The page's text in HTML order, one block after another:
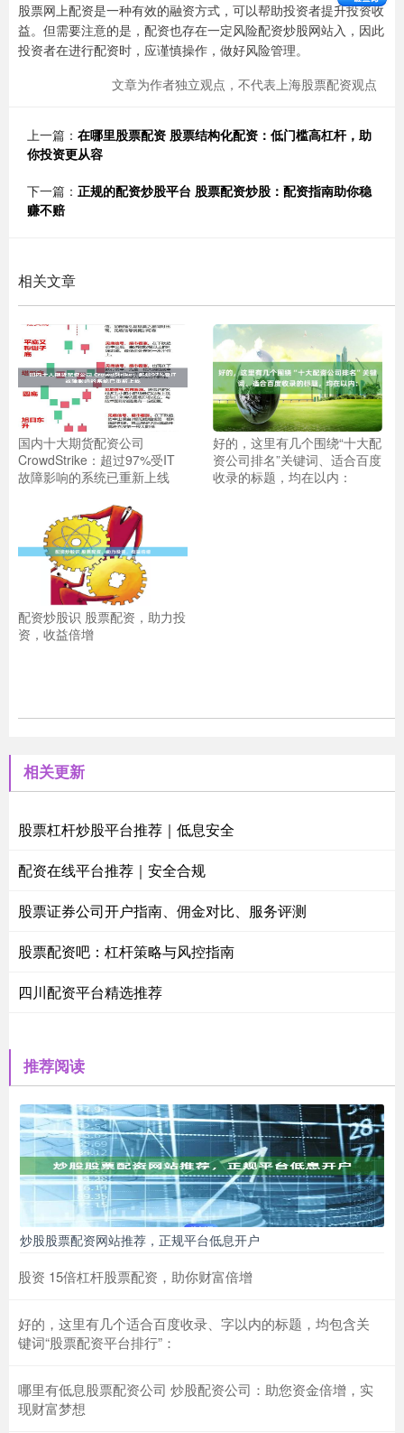
股票网上配资是一种有效的融资方式，可以帮助投资者提升投资收
益。但需要注意的是，配资也存在一定风险配资炒股网站入，因此
投资者在进行配资时，应谨慎操作，做好风险管理。
文章为作者独立观点，不代表上海股票配资观点
上一篇： 在哪里股票配资 股票结构化配资：低门槛高杠杆，助
你投资更从容
下一篇： 正规的配资炒股平台 股票配资炒股：配资指南助你稳
赚不赔
相关文章
国内十大期货配资公司
CrowdStrike：超过97%受IT
故障影响的系统已重新上线
好的，这里有几个围绕“十大配
资公司排名”关键词、适合百度
收录的标题，均在以内：
配资炒股识 股票配资，助力投
资，收益倍增
相关更新
股票杠杆炒股平台推荐｜低息安全
配资在线平台推荐｜安全合规
股票证券公司开户指南、佣金对比、服务评测
股票配资吧：杠杆策略与风控指南
四川配资平台精选推荐
推荐阅读
炒股股票配资网站推荐，正规平台低息开户
股资 15倍杠杆股票配资，助你财富倍增
好的，这里有几个适合百度收录、字以内的标题，均包含关
键词“股票配资平台排行”：
哪里有低息股票配资公司 炒股配资公司：助您资金倍增，实
现财富梦想